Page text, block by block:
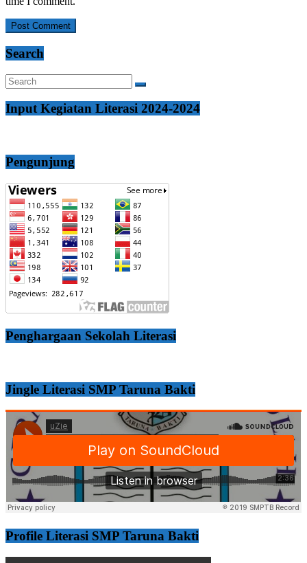
Search
Input Kegiatan Literasi 2024-2024
Pengunjung
Penghargaan Sekolah Literasi
Jingle Literasi SMP Taruna Bakti
Profile Literasi SMP Taruna Bakti